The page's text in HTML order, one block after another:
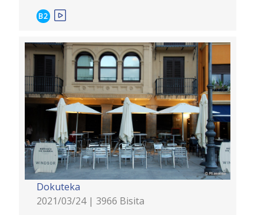
B2
Dokuteka
2021/03/24 | 3966 Bisita